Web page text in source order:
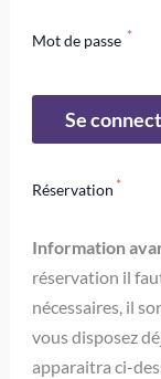
Mot de passe
Réservation
Information
réservation il
nécessaires, il
vous disposez
apparaitra ci-